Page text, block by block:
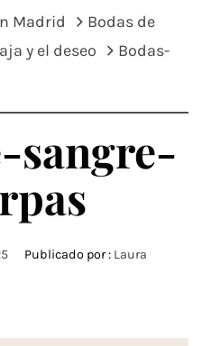
Madrid
Bodas de
y el deseo
Bodas-
sangre-
Publicado por : Laura